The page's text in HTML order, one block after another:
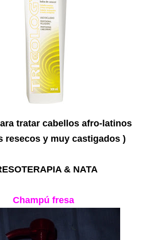
tratar cabellos afro-latinos
resecos y muy castigados )
& NATA
Champú fresa